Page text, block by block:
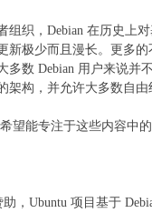
组织，Debian 在历史上
新极少而且漫长。更多
多数 Debian 用户来说并
架构，并允许大多数自
望能专注于这些内容中
助，Ubuntu 项目基于